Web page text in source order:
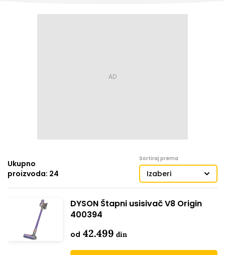
Ukupno
proizvoda: 24
Sortiraj prema
Izaberi
DYSON Štapni usisivač V8 Origin
400394
od 42.499 din